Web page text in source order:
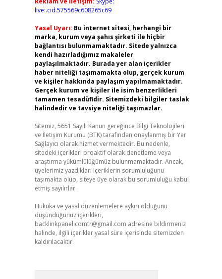
live:.cid.575569c608265c69
Yasal Uyarı: Bu internet sitesi, herhangi bir
marka, kurum veya şahıs şirketi ile hiçbir
bağlantısı bulunmamaktadır. Sitede yalnızca
kendi hazırladığımız makaleler
paylaşılmaktadır. Burada yer alan içerikler
haber niteliği taşımamakta olup, gerçek kurum
ve kişiler hakkında paylaşım yapılmamaktadır.
Gerçek kurum ve kişiler ile isim benzerlikleri
tamamen tesadüfidir. Sitemizdeki bilgiler taslak
halindedir ve tavsiye niteliği taşımazlar.
Sitemiz, 5651 Sayılı Kanun gereğince Bilgi Teknolojileri
ve İletişim Kurumu (BTK) tarafından onaylanmış bir Yer
Sağlayıcı olarak hizmet vermektedir. Bu nedenle,
sitedeki içerikleri proaktif olarak denetleme veya
araştırma yükümlülüğümüz bulunmamaktadır. Ancak,
üyelerimiz yazdıkları içeriklerin sorumluluğunu
taşımakta olup, siteye üye olarak bu sorumluluğu kabul
etmiş sayılırlar.
Hukuka ve yasal düzenlemelere aykırı olduğunu
düşündüğünüz içerikleri,
backlinkpanelicomtr@gmail.com adresine bildirmeniz
halinde, ilgili içerikler yasal süre içerisinde sitemizden
kaldırılacaktır.